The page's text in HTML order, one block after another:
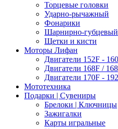
Торцевые головки
Ударно-рычажный
Фонарики
Шарнирно-губцевый
Щетки и кисти
Моторы Лифан
Двигатели 152F -
Двигатели 168F /
Двигатели 170F -
Мототехника
Подарки | Сувениры
Брелоки | Ключницы
Зажигалки
Карты игральные